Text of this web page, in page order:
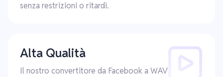
senza restrizioni o ritardi.
Alta Qualità
Il nostro convertitore da Facebook a WAV